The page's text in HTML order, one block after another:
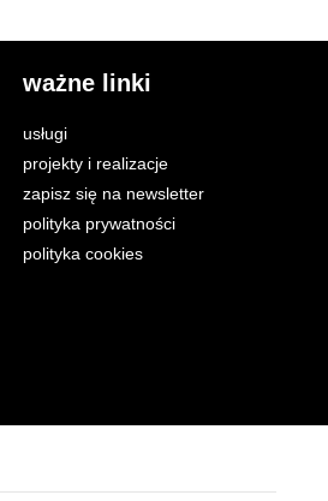
ważne linki
usługi
projekty i realizacje
zapisz się na newsletter
polityka prywatności
polityka cookies